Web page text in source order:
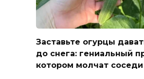
Заставьте огурцы
до снега: гениальный
котором молчат соседи